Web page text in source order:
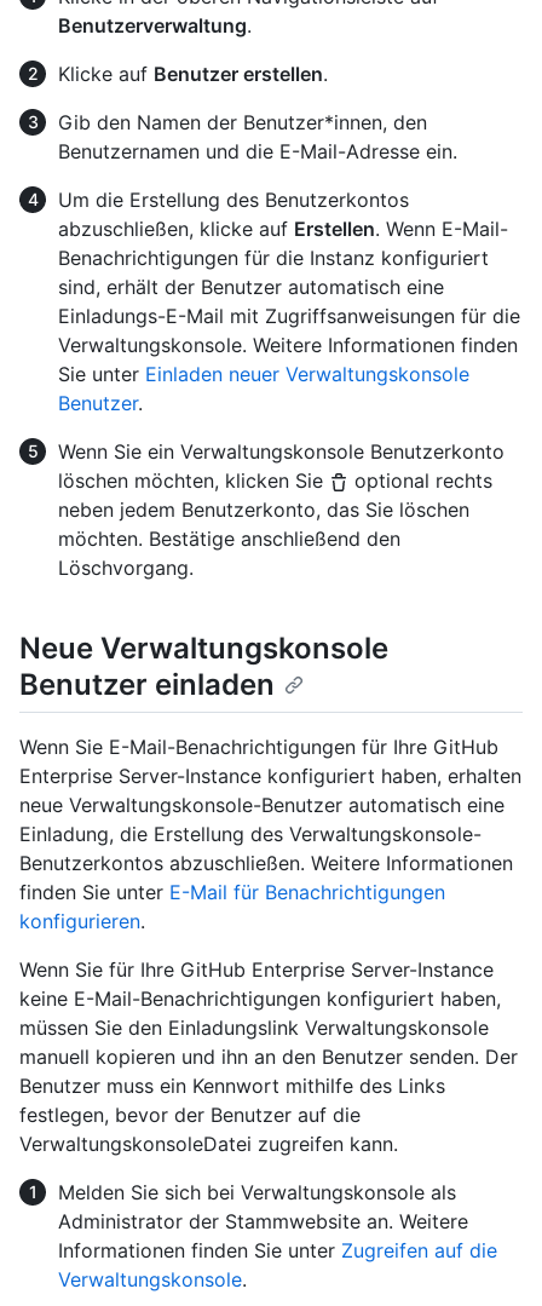
Benutzerverwaltung.
Klicke auf Benutzer erstellen.
Gib den Namen der Benutzer*innen, den
Benutzernamen und die E-Mail-Adresse ein.
Um die Erstellung des Benutzerkontos
abzuschließen, klicke auf Erstellen. Wenn E-Mail-
Benachrichtigungen für die Instanz konfiguriert
sind, erhält der Benutzer automatisch eine
Einladungs-E-Mail mit Zugriffsanweisungen für die
Verwaltungskonsole. Weitere Informationen finden
Sie unter Einladen neuer Verwaltungskonsole
Benutzer.
Wenn Sie ein Verwaltungskonsole Benutzerkonto
löschen möchten, klicken Sie
optional rechts
neben jedem Benutzerkonto, das Sie löschen
möchten. Bestätige anschließend den
Löschvorgang.
Neue Verwaltungskonsole
Benutzer einladen
Wenn Sie E-Mail-Benachrichtigungen für Ihre GitHub
Enterprise Server-Instance konfiguriert haben, erhalten
neue Verwaltungskonsole-Benutzer automatisch eine
Einladung, die Erstellung des Verwaltungskonsole-
Benutzerkontos abzuschließen. Weitere Informationen
finden Sie unter E-Mail für Benachrichtigungen
konfigurieren.
Wenn Sie für Ihre GitHub Enterprise Server-Instance
keine E-Mail-Benachrichtigungen konfiguriert haben,
müssen Sie den Einladungslink Verwaltungskonsole
manuell kopieren und ihn an den Benutzer senden. Der
Benutzer muss ein Kennwort mithilfe des Links
festlegen, bevor der Benutzer auf die
VerwaltungskonsoleDatei zugreifen kann.
Melden Sie sich bei Verwaltungskonsole als
Administrator der Stammwebsite an. Weitere
Informationen finden Sie unter Zugreifen auf die
Verwaltungskonsole.